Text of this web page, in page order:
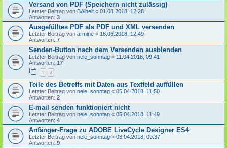
Versand von PDF (Speichern nicht zulässig)
Letzter Beitrag von BAlheit « 01.08.2018, 12:28
Antworten: 3
Ausgefülltes PDF als PDF und XML versenden
Letzter Beitrag von armine « 18.06.2018, 12:49
Antworten: 7
Senden-Button nach dem Versenden ausblenden
Letzter Beitrag von nele_sonntag « 11.04.2018, 09:41
Antworten: 17
1 2
Teile des Betreffs mit Daten aus Textfeld auffüllen
Letzter Beitrag von nele_sonntag « 05.04.2018, 11:50
Antworten: 2
E-mail senden funktioniert nicht
Letzter Beitrag von nele_sonntag « 05.04.2018, 11:49
Antworten: 4
Anfänger-Frage zu ADOBE LiveCycle Designer ES4
Letzter Beitrag von nele_sonntag « 03.04.2018, 09:37
Antworten: 9